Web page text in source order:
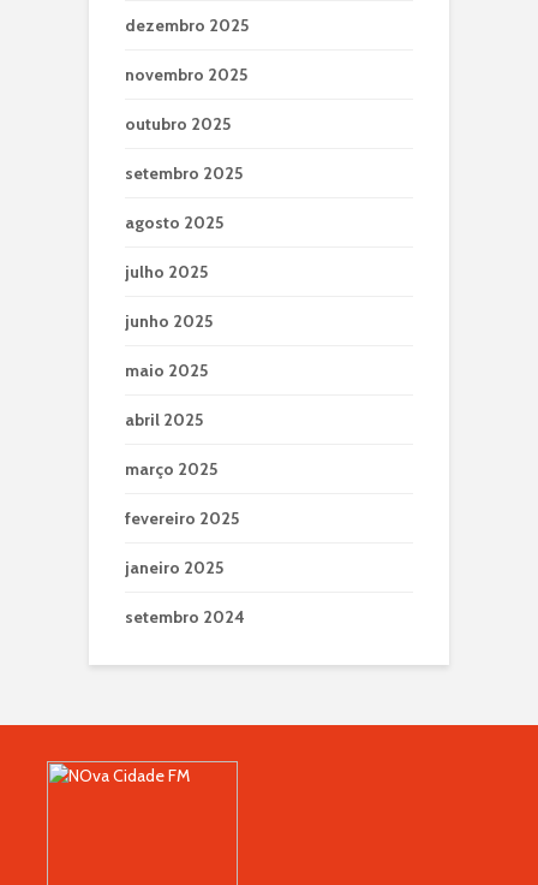
dezembro 2025
novembro 2025
outubro 2025
setembro 2025
agosto 2025
julho 2025
junho 2025
maio 2025
abril 2025
março 2025
fevereiro 2025
janeiro 2025
setembro 2024